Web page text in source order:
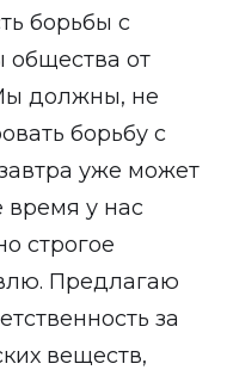
борьбы с
общества от
должны, не
борьбу с
уже может
время у нас
строгое
Предлагаю
за
веществ,